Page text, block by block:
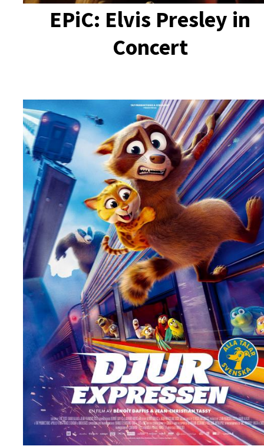
EPiC: Elvis Presley in
Concert